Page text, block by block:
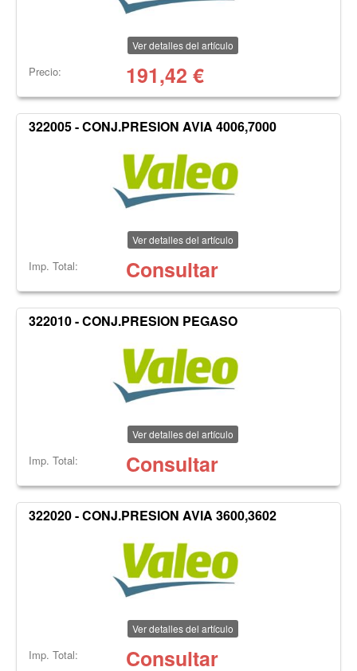
Ver detalles del artículo
Precio: 191,42 €
322005 - CONJ.PRESION AVIA 4006,7000
Ver detalles del artículo
Imp. Total: Consultar
322010 - CONJ.PRESION PEGASO
Ver detalles del artículo
Imp. Total: Consultar
322020 - CONJ.PRESION AVIA 3600,3602
Ver detalles del artículo
Imp. Total: Consultar